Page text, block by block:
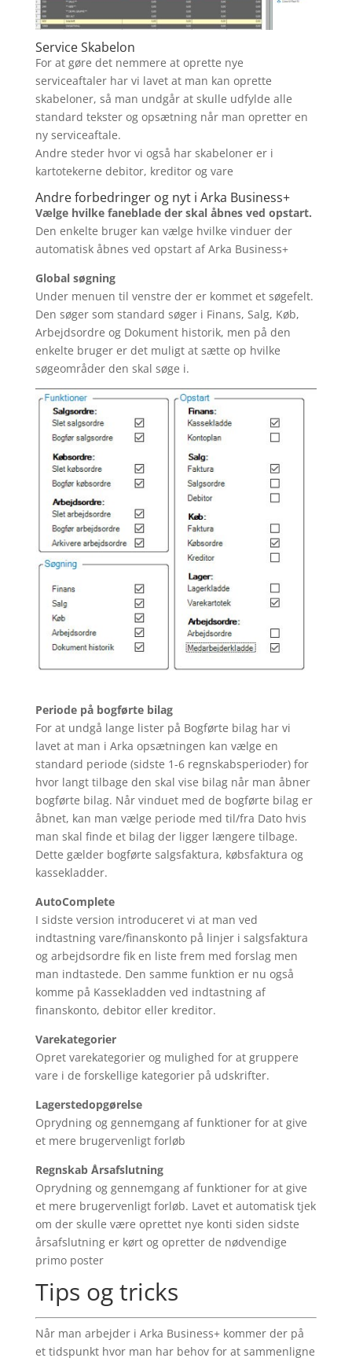
Service Skabelon
For at gøre det nemmere at oprette nye
serviceaftaler har vi lavet at man kan oprette
skabeloner, så man undgår at skulle udfylde alle
standard tekster og opsætning når man opretter en
ny serviceaftale.
Andre steder hvor vi også har skabeloner er i
kartotekerne debitor, kreditor og vare
Andre forbedringer og nyt i Arka Business+
Vælge hvilke faneblade der skal åbnes ved opstart.
Den enkelte bruger kan vælge hvilke vinduer der
automatisk åbnes ved opstart af Arka Business+
Global søgning
Under menuen til venstre der er kommet et søgefelt.
Den søger som standard søger i Finans, Salg, Køb,
Arbejdsordre og Dokument historik, men på den
enkelte bruger er det muligt at sætte op hvilke
søgeområder den skal søge i.
Periode på bogførte bilag
For at undgå lange lister på Bogførte bilag har vi
lavet at man i Arka opsætningen kan vælge en
standard periode (sidste 1-6 regnskabsperioder) for
hvor langt tilbage den skal vise bilag når man åbner
bogførte bilag. Når vinduet med de bogførte bilag er
åbnet, kan man vælge periode med til/fra Dato hvis
man skal finde et bilag der ligger længere tilbage.
Dette gælder bogførte salgsfaktura, købsfaktura og
kassekladder.
AutoComplete
I sidste version introduceret vi at man ved
indtastning vare/finanskonto på linjer i salgsfaktura
og arbejdsordre fik en liste frem med forslag men
man indtastede. Den samme funktion er nu også
komme på Kassekladden ved indtastning af
finanskonto, debitor eller kreditor.
Varekategorier
Opret varekategorier og mulighed for at gruppere
vare i de forskellige kategorier på udskrifter.
Lagerstedopgørelse
Oprydning og gennemgang af funktioner for at give
et mere brugervenligt forløb
Regnskab Årsafslutning
Oprydning og gennemgang af funktioner for at give
et mere brugervenligt forløb. Lavet et automatisk tjek
om der skulle være oprettet nye konti siden sidste
årsafslutning er kørt og opretter de nødvendige
primo poster
Tips og tricks
Når man arbejder i Arka Business+ kommer der på
et tidspunkt hvor man har behov for at sammenligne